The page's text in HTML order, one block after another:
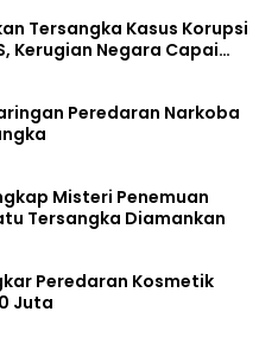
Tersangka Kasus Korupsi
Kerugian Negara Capai
Peredaran Narkoba
Misteri Penemuan
Tersangka Diamankan
Peredaran Kosmetik
Juta